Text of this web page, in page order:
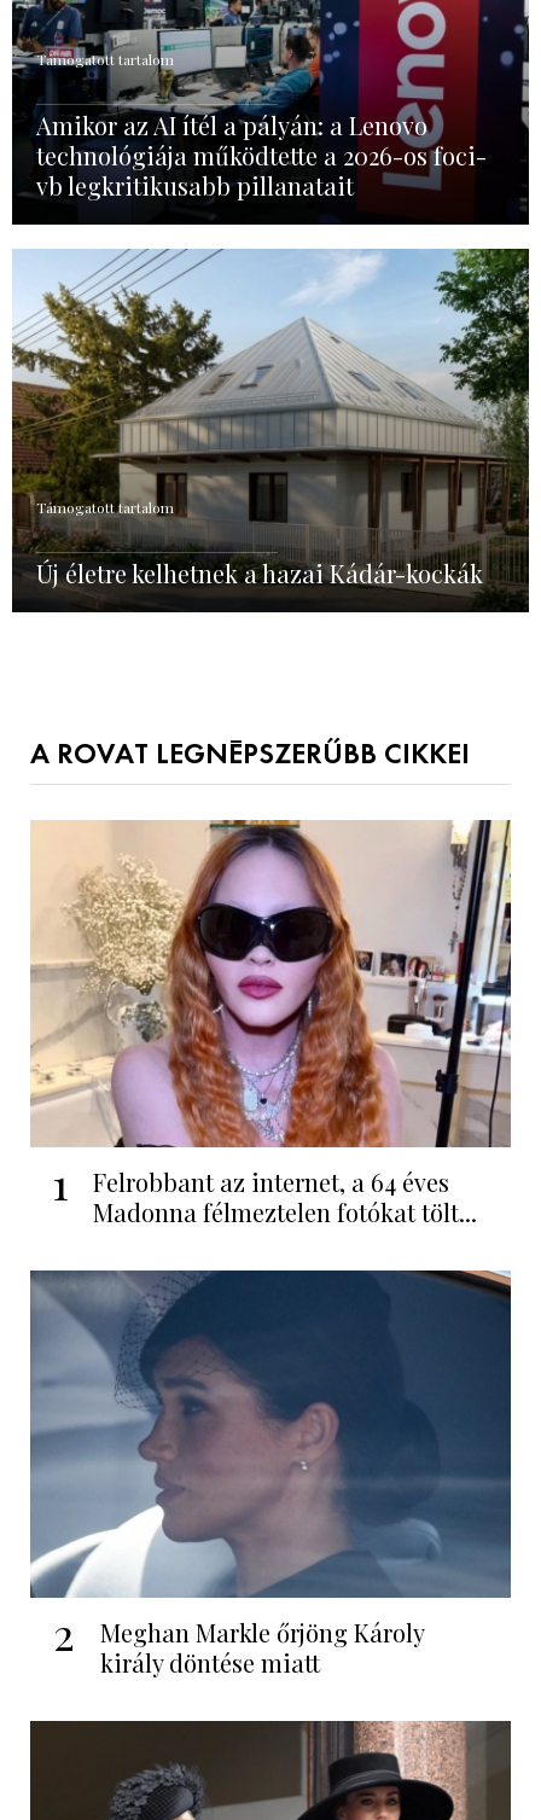
Támogatott tartalom
Amikor az AI ítél a pályán: a Lenovo
technológiája működtette a 2026-os foci-
vb legkritikusabb pillanatait
Támogatott tartalom
Új életre kelhetnek a hazai Kádár-kockák
A ROVAT LEGNÉPSZERŰBB CIKKEI
1
Felrobbant az internet, a 64 éves
Madonna félmeztelen fotókat tölt...
2
Meghan Markle őrjöng Károly
király döntése miatt